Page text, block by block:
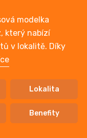
modelka
který nabízí
v lokalitě. Díky
Lokalita
Benefity